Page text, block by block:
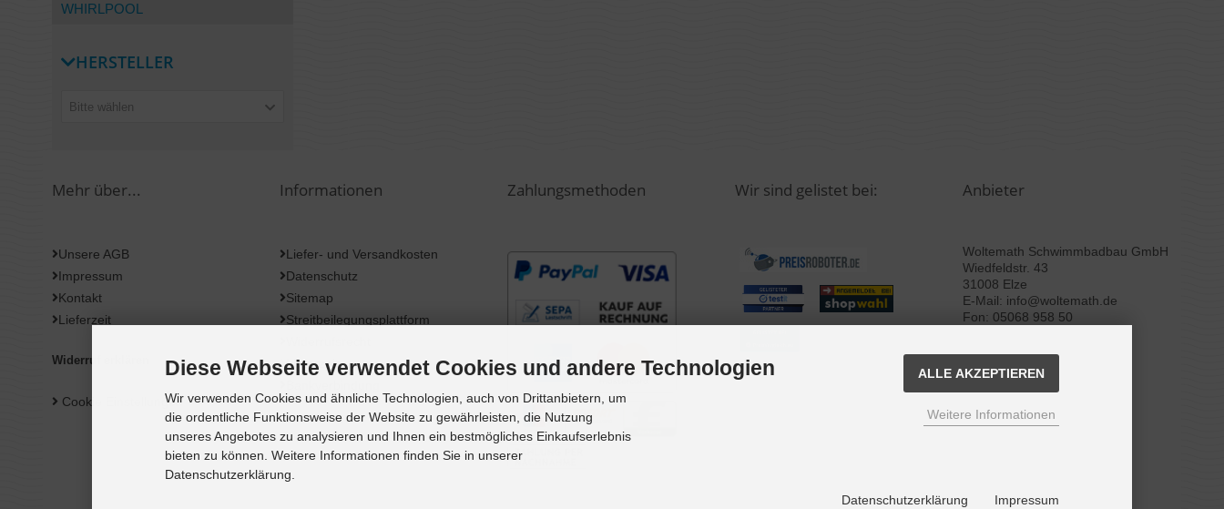
WHIRLPOOL
HERSTELLER
Bitte wählen
Mehr über...
Unsere AGB
Impressum
Kontakt
Lieferzeit
Widerruf erklären
Cookie Einstellungen
Informationen
Liefer- und Versandkosten
Datenschutz
Sitemap
Streitbeilegungsplattform
Lieferzeit
Zahlungsmethoden Wir sind gelistet bei: Anbieter
Woltemath Schwimmbadbau GmbH
Wiedfeldstr. 43
31008 Elze
E-Mail: info@woltemath.de
Fon: 05068 958 50
Diese Webseite verwendet Cookies und andere Technologien
Wir verwenden Cookies und ähnliche Technologien, auch von Drittanbietern, um
die ordentliche Funktionsweise der Website zu gewährleisten, die Nutzung
unseres Angebotes zu analysieren und Ihnen ein bestmögliches Einkaufserlebnis
bieten zu können. Weitere Informationen finden Sie in unserer
Datenschutzerklärung.
ALLE AKZEPTIEREN
Weitere Informationen
Datenschutzerklärung Impressum